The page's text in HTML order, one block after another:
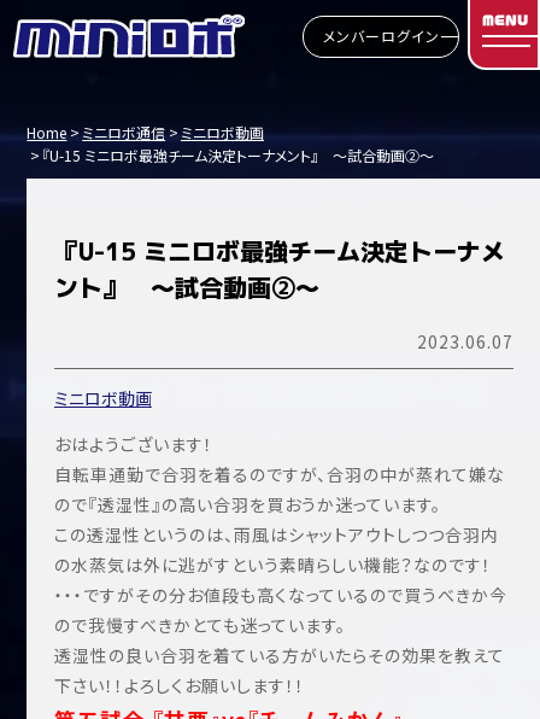
メンバーログイン
MENU
Home ミニロボ通信
ミニロボ動画
『U-15 ミニロボ最強チーム決定トーナメント』 ～試合動画②～
『U-15 ミニロボ最強チーム決定トーナメ
ント』 ～試合動画②～
2023.06.07
ミニロボ動画
おはようございます！
自転車通勤で合羽を着るのですが、合羽の中が蒸れて嫌な
ので『透湿性』の高い合羽を買おうか迷っています。
この透湿性というのは、雨風はシャットアウトしつつ合羽内
の水蒸気は外に逃がすという素晴らしい機能？なのです！
・・・ですがその分お値段も高くなっているので買うべきか今
ので我慢すべきかとても迷っています。
透湿性の良い合羽を着ている方がいたらその効果を教えて
下さい！！よろしくお願いします！！